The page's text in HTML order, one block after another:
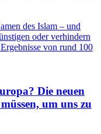
des Islam – und
oder verhindern
von rund 100
Die neuen
um uns zu